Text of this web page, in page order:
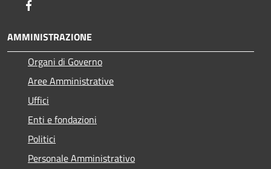
AMMINISTRAZIONE
Organi di Governo
Aree Amministrative
Uffici
Enti e fondazioni
Politici
Personale Amministrativo